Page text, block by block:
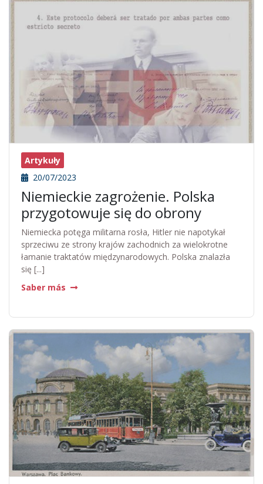
Artykuły
20/07/2023
Niemieckie zagrożenie. Polska
przygotowuje się do obrony
Niemiecka potęga militarna rosła, Hitler nie napotykał
sprzeciwu ze strony krajów zachodnich za wielokrotne
łamanie traktatów międzynarodowych. Polska znalazła
się [...]
Saber más